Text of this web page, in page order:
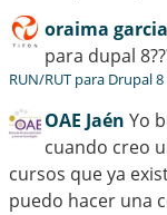
oraima garcia
para dupal
RUN/RUT para Drupal 8
OAE Jaén Yo
cuando creo
cursos que ya
puedo hacer una